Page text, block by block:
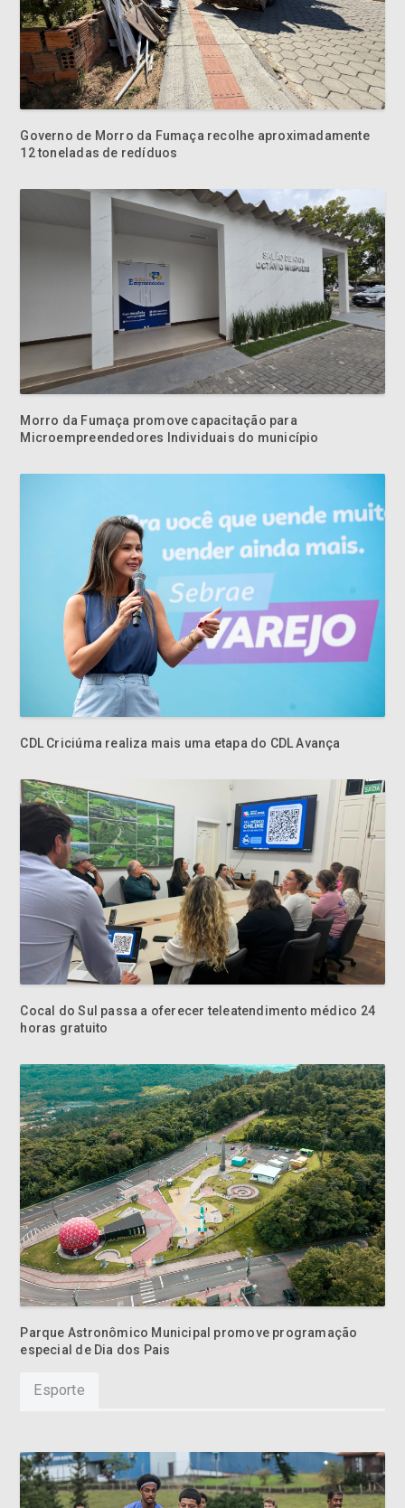
Governo de Morro da Fumaça recolhe aproximadamente
12 toneladas de redíduos
Morro da Fumaça promove capacitação para
Microempreendedores Individuais do município
CDL Criciúma realiza mais uma etapa do CDL Avança
Cocal do Sul passa a oferecer teleatendimento médico 24
horas gratuito
Parque Astronômico Municipal promove programação
especial de Dia dos Pais
Esporte